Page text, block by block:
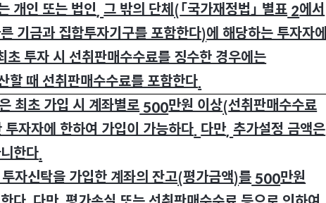
개인 또는 법인,그 밖의 단체 (「국가재정법」 별표2에서
기금과 집합투자기구를 포함한다)에 해당하는 투자자에
초 투자 시 선취판매수수료를 징수한 경우에는
할 때 선취판매수수료를 포함한다.
최초 가입 시 계좌별로500만원 이상(선취판매수수료
투자자에 한하여 가입이 가능하다.다만,추가설정 금액은
한다.
자신탁을 가입한 계좌의 잔고(평가금액)를500만원